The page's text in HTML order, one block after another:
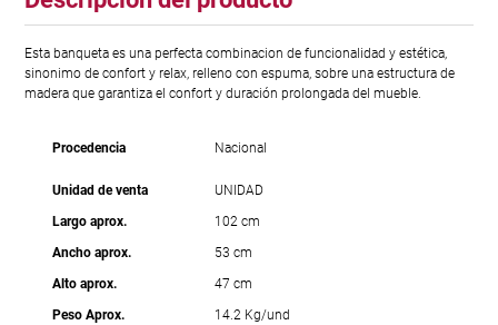
Esta banqueta es una perfecta combinacion de funcionalidad y estética,
sinonimo de confort y relax, relleno con espuma, sobre una estructura de
madera que garantiza el confort y duración prolongada del mueble.
Procedencia Nacional
Unidad de venta
UNIDAD
Largo aprox.
102 cm
Ancho aprox.
53 cm
Alto aprox.
47 cm
Peso Aprox.
14.2 Kg/und